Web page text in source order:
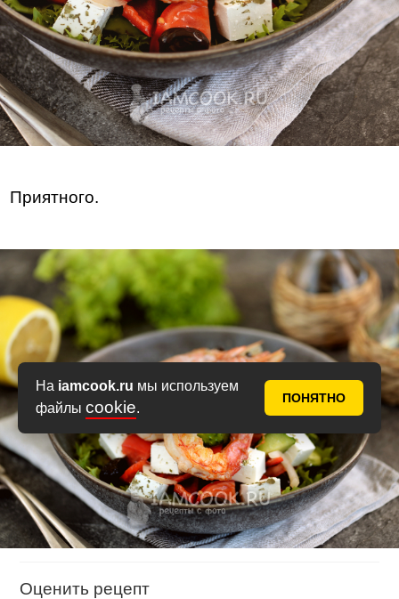
На iamcook.ru мы используем
файлы cookie.
ПОНЯТНО
Приятного.
Оценить рецепт